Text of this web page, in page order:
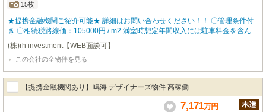
15枚
★提携金融機関ご紹介可能★ 詳細はお問い合わせください！！ 〇管理条件付
き 〇相続税路線価：105000円 / m2 満室時想定年間収入には駐車料金を含んで
おります。 入居者に人気な設備を数多く設置しているので、入居率も高く ど
なたにも気に入って頂ける物件となっております。 ▼物件仕様▼ ☆全室IoT完
備の利便性が高いアパート ・スマホ対応可能なオートロック ・窓に取り付け
る防犯センサー ・あらゆる家電が操作できるスマートリモコン ・バストイレ
別 ・追い炊き機能 ・独立洗面台 ・TVモニタ付きインターホン 【robothomeグ
ループ】 ・東証上場企業グループ会社 ・仕入、設計、施工、販売、管理、ワ
(株)rh investment【WEB面談可】
この会社の全物件を見る
【提携金融機関あり】鳴海 デザイナーズ物件 高稼働
7,171万円